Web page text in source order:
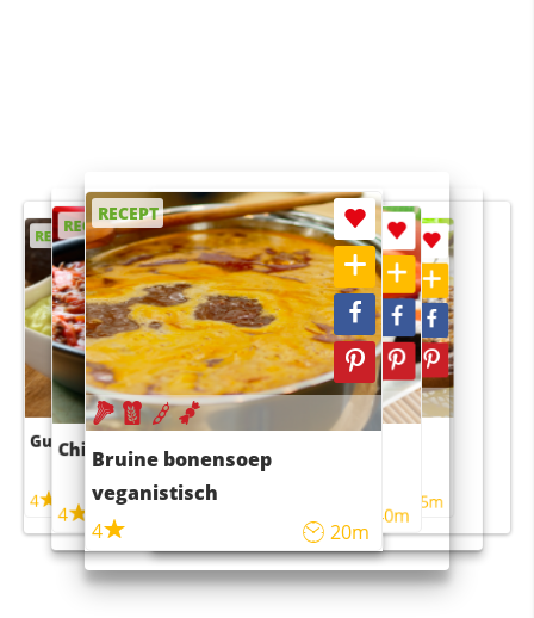
RECEPT
Guacamole
4
RECEPT
Chili con carne
4
RECEPT
Bruine bonensoep
veganistisch
4
20m
RECEPT
Sushi rijstsalade
maaltijdsalade
40m
RECEPT
4 55m